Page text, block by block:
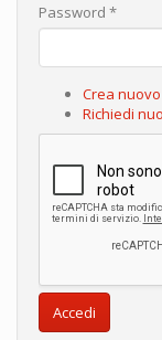
Password *
Crea
Richiedi
Accedi